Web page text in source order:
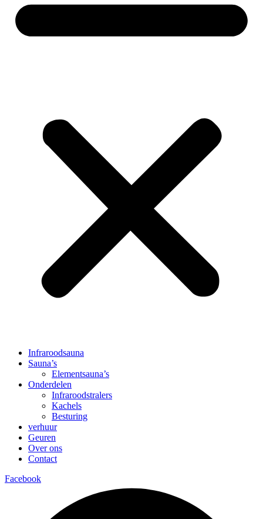
Infraroodsauna
Sauna’s
Elementsauna’s
Onderdelen
Infraroodstralers
Kachels
Besturing
verhuur
Geuren
Over ons
Contact
Facebook